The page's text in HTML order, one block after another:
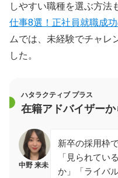
しやすい職種を選ぶ方法
仕事8選！正社員就職成
ムでは、未経験でチャレ
した。
ハタラクティブ プラス
在籍アドバイザー
中野 来未
新卒の採用枠
「見られてい
か」「ライバ